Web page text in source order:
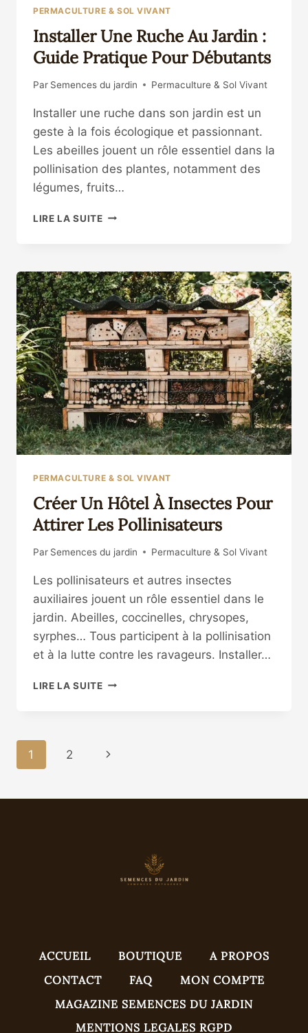
PERMACULTURE & SOL VIVANT
Installer Une Ruche Au Jardin :
Guide Pratique Pour Débutants
Par Semences du jardin Permaculture & Sol Vivant
Installer une ruche dans son jardin est un
geste à la fois écologique et passionnant.
Les abeilles jouent un rôle essentiel dans la
pollinisation des plantes, notamment des
légumes, fruits…
LIRE LA SUITEINSTALLER
JARDIN
:
GUIDE
PRATIQUE
POUR
DÉBUTANTS
PERMACULTURE & SOL VIVANT
Créer Un Hôtel À Insectes Pour
Attirer Les Pollinisateurs
Par Semences du jardin Permaculture & Sol Vivant
Les pollinisateurs et autres insectes
auxiliaires jouent un rôle essentiel dans le
jardin. Abeilles, coccinelles, chrysopes,
syrphes… Tous participent à la pollinisation
et à la lutte contre les ravageurs. Installer…
LIRE LA SUITECRÉER
POUR
POLLINISATEURS
Navigation
1 2
Page
ACCUEIL BOUTIQUE
A PROPOS
CONTACT
FAQ
MON COMPTE
MAGAZINE SEMENCES DU JARDIN
MENTIONS LEGALES RGPD